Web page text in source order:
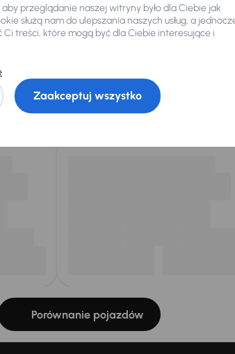
Porównanie pojazdów
przeglądanie naszej witryny było dla Ciebie jak
służą nam do ulepszania naszych usług, a
treści, które mogą być dla Ciebie interesujące i
Zaakceptuj wszystko